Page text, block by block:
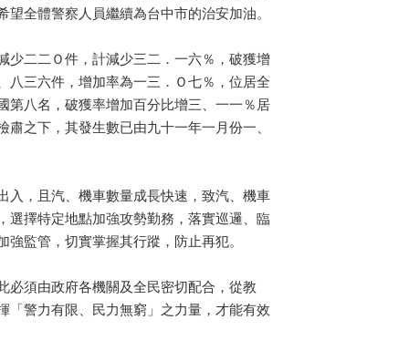
全體警察人員繼續為台中市的治安加油。
二二Ｏ件，計減少三二．一六％，破獲增
八三六件，增加率為一三．Ｏ七％，位居全
第八名，破獲率增加百分比增三、一一％居
之下，其發生數已由九十一年一月份一、
，且汽、機車數量成長快速，致汽、機車
選擇特定地點加強攻勢勤務，落實巡邏、臨
監管，切實掌握其行蹤，防止再犯。
須由政府各機關及全民密切配合，從教
「警力有限、民力無窮」之力量，才能有效